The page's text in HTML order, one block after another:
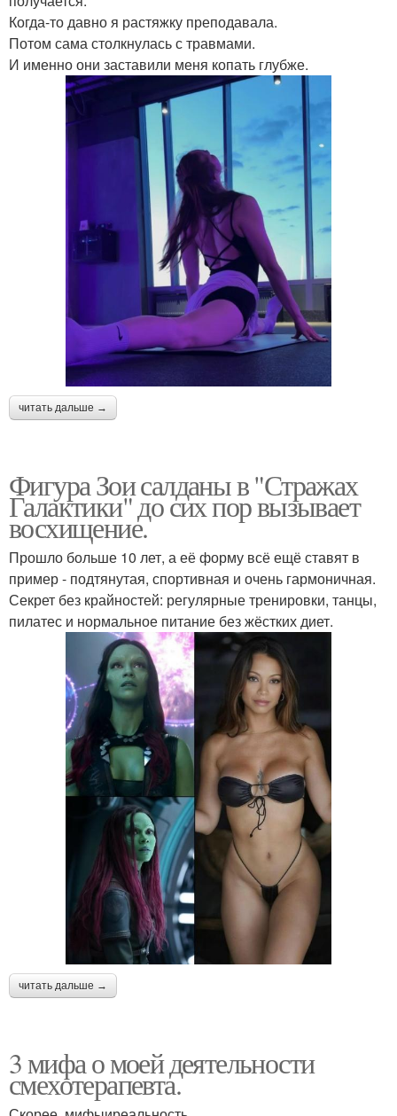
Когда-то давно я растяжку преподавала.
Потом сама столкнулась с травмами.
И именно они заставили меня копать глубже.
читать дальше →
Фигура Зои салданы в "Стражах
Галактики" до сих пор вызывает
восхищение.
Прошло больше 10 лет, а её форму всё ещё ставят в
пример - подтянутая, спортивная и очень гармоничная.
Секрет без крайностей: регулярные тренировки, танцы,
пилатес и нормальное питание без жёстких диет.
читать дальше →
3 мифа о моей деятельности
смехотерапевта.